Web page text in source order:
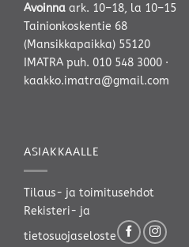
Avoinna ark. 10–18, la 10–15
Tainionkoskentie 68
(Mansikkapaikka) 55120
IMATRA puh. 010 548 3000 ·
kaakko.imatra@gmail.com
ASIAKKAALLE
Tilaus- ja toimitusehdot
Rekisteri- ja
tietosuojaseloste